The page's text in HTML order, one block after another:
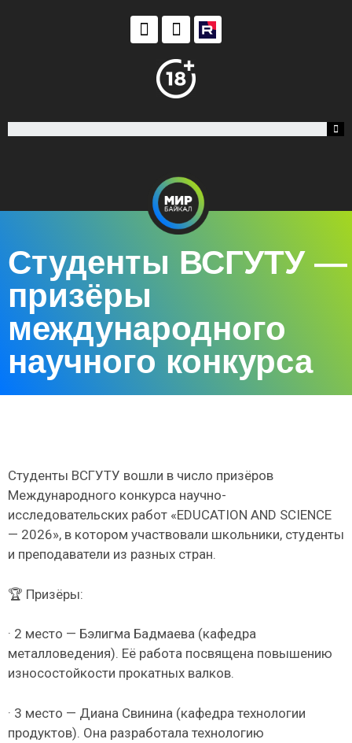
Студенты ВСГУТУ —
призёры
международного
научного конкурса
Студенты ВСГУТУ вошли в число призёров
Международного конкурса научно-
исследовательских работ «EDUCATION AND SCIENCE
— 2026», в котором участвовали школьники, студенты
и преподаватели из разных стран.
🏆 Призёры:
· 2 место — Бэлигма Бадмаева (кафедра
металловедения). Её работа посвящена повышению
износостойкости прокатных валков.
· 3 место — Диана Свинина (кафедра технологии
продуктов). Она разработала технологию